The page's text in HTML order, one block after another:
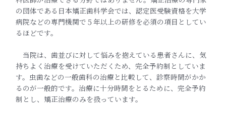
の団体である日本矯正歯科学会では、認定医受験資格を大学
病院などの専門機関で５年以上の研修を必須の項目としてい
るほどです。
当院は、歯並びに対して悩みを抱えている患者さんに、気
持ちよく治療を受けていただくため、完全予約制としていま
す。虫歯などの一般歯科の治療と比較して、診察時間がかか
るのが一般的です。治療に十分時間をとるために、完全予約
制とし、矯正治療のみを扱っています。